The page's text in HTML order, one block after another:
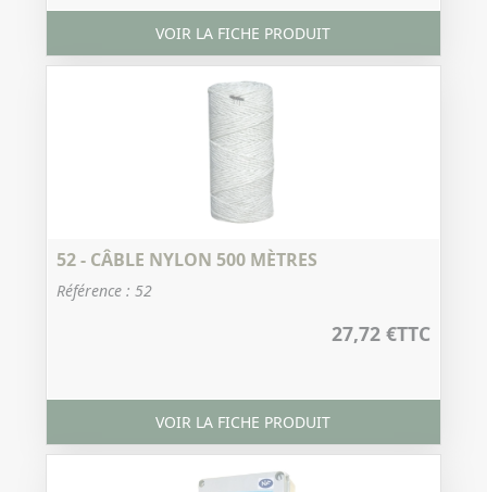
VOIR LA FICHE PRODUIT
52 - CÂBLE NYLON 500 MÈTRES
Référence : 52
27,72 €TTC
VOIR LA FICHE PRODUIT